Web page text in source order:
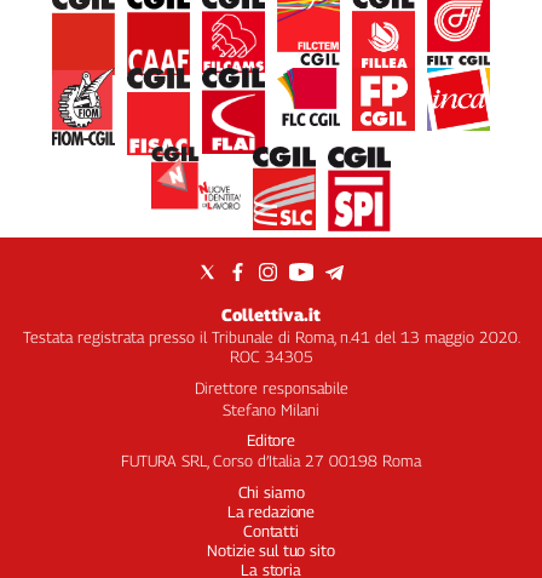
Collettiva.it
Testata registrata presso il Tribunale di Roma, n.41 del 13 maggio 2020.
ROC 34305
Direttore responsabile
Stefano Milani
Editore
FUTURA SRL, Corso d’Italia 27 00198 Roma
Chi siamo
La redazione
Contatti
Notizie sul tuo sito
La storia